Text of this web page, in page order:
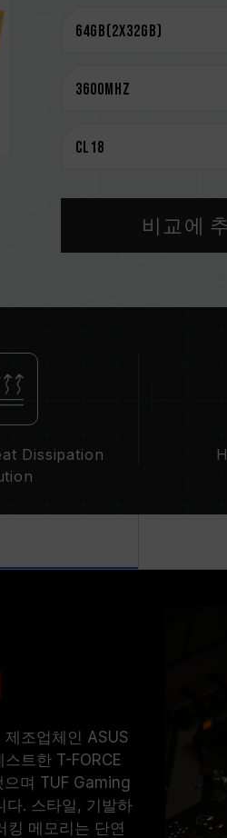
신뢰성을 위해 엄선한
평생보증
CAUTION
메모리 제품을 구매
환성 테스트를 통해
지거나 부팅되지 않을
집니다.
파수 DDR4-2133/
XMP 2.0 는 사용자
수에 도달하지 못할
오버클럭(XMP 2.0
메모리 모듈에 기재
메인보드 및 프로세
TEAMGROUP의 모
메인보드의 문제로
비교에
Dissipation
조업체인 ASUS
트한 T-FORCE
으며 TUF Gaming
다. 스타일, 기발하
킹 메모리는 단연